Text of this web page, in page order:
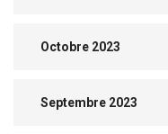
Octobre 2023
Septembre 2023